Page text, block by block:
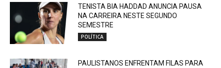
TENISTA BIA HADDAD ANUNCIA PAUSA
NA CARREIRA NESTE SEGUNDO
SEMESTRE
POLÍTICA
PAULISTANOS ENFRENTAM FILAS PARA